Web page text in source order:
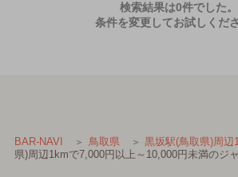
検索結果は0件でした。
条件を変更してお試しくださ
BAR-NAVI 鳥取県 黒坂駅(鳥取県)周辺
県)周辺1kmで7,000円以上～10,000円未満のジ